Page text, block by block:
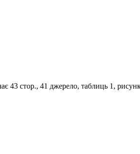
43 стор., 41 джерело, таблиць 1,